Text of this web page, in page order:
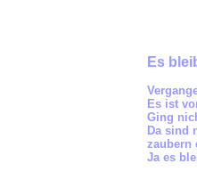
Es
Es ist
Ging
Da sind
zaubern
Ja es